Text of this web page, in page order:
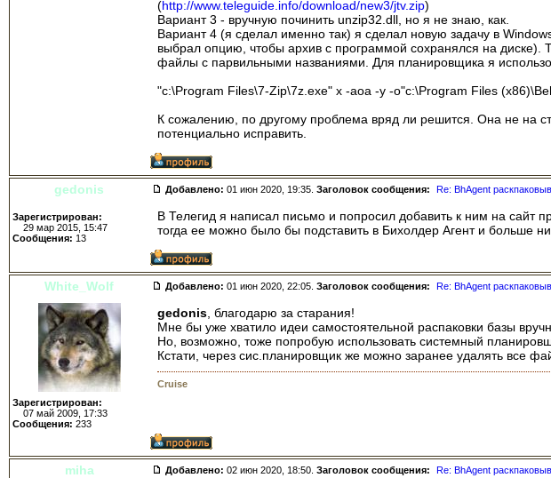
(http://www.teleguide.info/download/new3/jtv.zip)
Вариант 3 - вручную починить unzip32.dll, но я не знаю, как.
Вариант 4 (я сделал именно так) я сделал новую задачу в
выбрал опцию, чтобы архив с программой сохранялся на диске).
файлы с парвильными названиями. Для планировщика я
"c:\Program Files\7-Zip\7z.exe" x -aoa -y -o"c:\Program Files
К сожалению, по другому проблема вряд ли решится. Она не на
потенциально исправить.
gedonis Добавлено: 01 июн 2020, 19:35. Заголовок сообщения: Re: BhAgent
Зарегистрирован:
29 мар 2015, 15:47
Сообщения: 13
В Телегид я написал письмо и попросил добавить к ним на сайт
тогда ее можно было бы подставить в Бихолдер Агент и больше
White_Wolf Добавлено: 01 июн 2020, 22:05. Заголовок сообщения: Re: BhAgent
Зарегистрирован:
07 май 2009, 17:33
Сообщения: 233
gedonis , благодарю за старания!
Мне бы уже хватило идеи самостоятельной распаковки базы
Но, возможно, тоже попробую использовать системный
Кстати, через сис.планировщик же можно заранее удалять все
Cruise
miha Добавлено: 02 июн 2020, 18:50. Заголовок сообщения: Re: BhAgent